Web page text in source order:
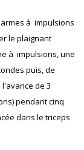
à impulsions
le plaignant
à impulsions, une
puis, de
de 3
pendant cinq
dans le triceps